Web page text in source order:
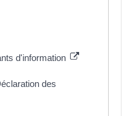
d'information
des